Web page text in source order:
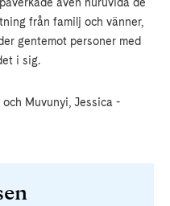
även huruvida de
från familj och vänner,
gentemot personer med
i sig.
Muvunyi, Jessica -